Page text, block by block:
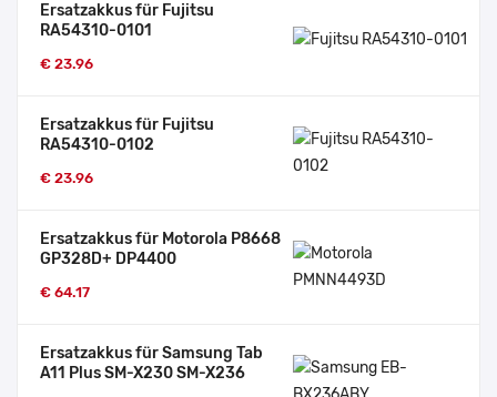
Ersatzakkus für Fujitsu
RA54310-0101
€ 23.96
Ersatzakkus für Fujitsu
RA54310-0102
€ 23.96
Ersatzakkus für Motorola P8668
GP328D+ DP4400
€ 64.17
Ersatzakkus für Samsung Tab
A11 Plus SM-X230 SM-X236